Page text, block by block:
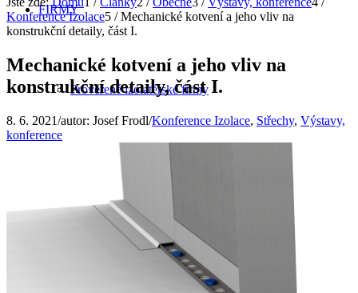
FIRMY
Prověřené izolatérské firmy
TECHNICKÁ ŘEŠENÍ IZOLACÍ
Konference Izolace5 / Mechanické kotvení a jeho vliv na
konstrukční detaily, část I.
Mechanické kotvení a jeho vliv na
konstrukční detaily, část I.
8. 6. 2021/autor: Josef Frodl/Konference Izolace, Střechy, Výstavy,
konference